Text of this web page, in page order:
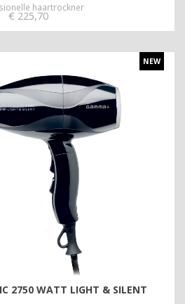
haartrockner
€ 225,70
NEW
2750 WATT LIGHT & SILENT